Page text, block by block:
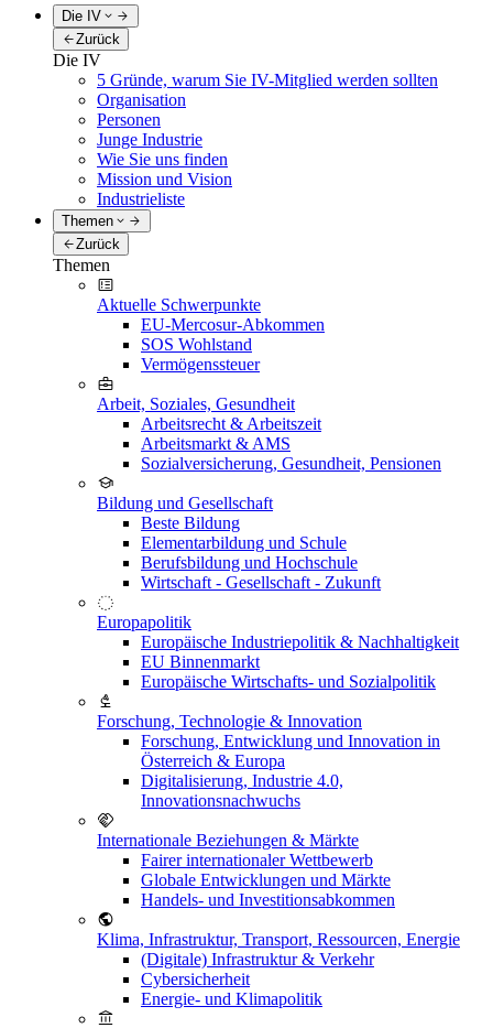
Die IV
Zurück
Die IV
5 Gründe, warum Sie IV-Mitglied werden sollten
Organisation
Personen
Junge Industrie
Wie Sie uns finden
Mission und Vision
Industrieliste
Themen
Zurück
Themen
Aktuelle Schwerpunkte
EU-Mercosur-Abkommen
SOS Wohlstand
Vermögenssteuer
Arbeit, Soziales, Gesundheit
Arbeitsrecht & Arbeitszeit
Arbeitsmarkt & AMS
Sozialversicherung, Gesundheit, Pensionen
Bildung und Gesellschaft
Beste Bildung
Elementarbildung und Schule
Berufsbildung und Hochschule
Wirtschaft - Gesellschaft - Zukunft
Europapolitik
Europäische Industriepolitik & Nachhaltigkeit
EU Binnenmarkt
Europäische Wirtschafts- und Sozialpolitik
Forschung, Technologie & Innovation
Forschung, Entwicklung und Innovation in
Österreich & Europa
Digitalisierung, Industrie 4.0,
Innovationsnachwuchs
Internationale Beziehungen & Märkte
Fairer internationaler Wettbewerb
Globale Entwicklungen und Märkte
Handels- und Investitionsabkommen
Klima, Infrastruktur, Transport, Ressourcen, Energie
(Digitale) Infrastruktur & Verkehr
Cybersicherheit
Energie- und Klimapolitik